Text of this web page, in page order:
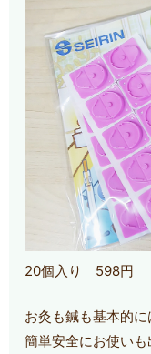
20個入り 598円
お灸も鍼も基本的
簡単安全にお使い